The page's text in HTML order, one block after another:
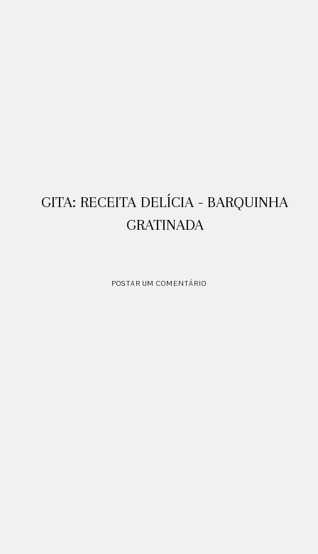
GITA: RECEITA DELÍCIA - BARQUINHA
GRATINADA
POSTAR UM COMENTÁRIO